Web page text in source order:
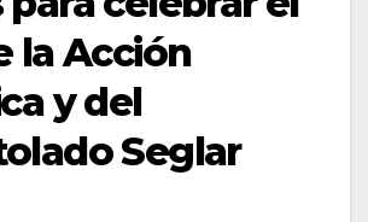
la Acción
y del
Seglar